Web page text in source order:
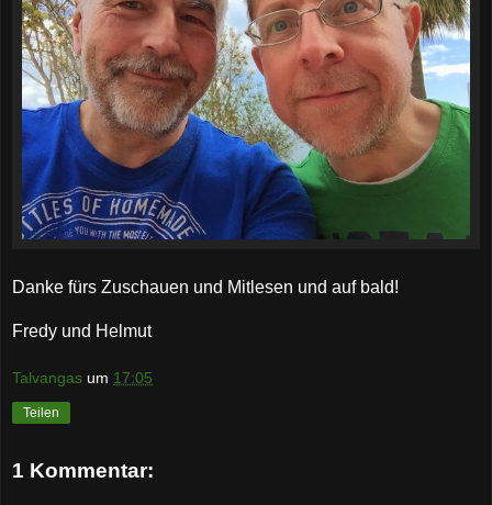
Danke fürs Zuschauen und Mitlesen und auf bald!
Fredy und Helmut
Talvangas um 17:05
Teilen
1 Kommentar: